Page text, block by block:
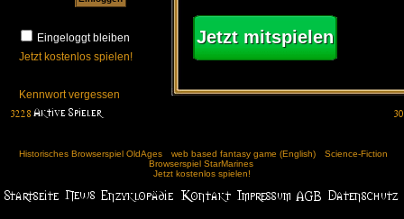
Eingeloggt bleiben
Jetzt kostenlos spielen!
Kennwort vergessen
Jetzt mitspielen
Historisches Browserspiel OldAges web based fantasy game (English)
Science-Fiction
Browserspiel StarMarines
Jetzt kostenlos spielen!